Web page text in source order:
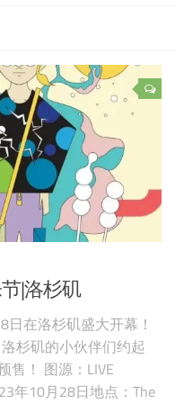
节|洛杉矶
日在洛杉矶盛大开幕！
杉矶的小伙伴们约起
售！ 图源：LIVE
年10月28日地点：The